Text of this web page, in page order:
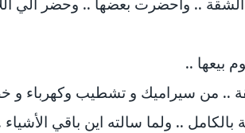
بيعها ..
.. من سيراميك و تشطيب وكهرباء و
بالكامل .. ولما سالته اين باقي